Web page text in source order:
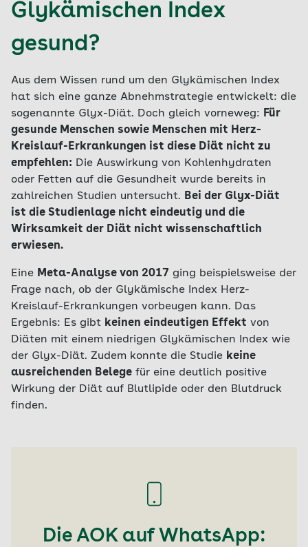
Glykämischen Index
gesund?
Aus dem Wissen rund um den Glykämischen Index
hat sich eine ganze Abnehmstrategie entwickelt: die
sogenannte Glyx-Diät. Doch gleich vorneweg: Für
gesunde Menschen sowie Menschen mit Herz-
Kreislauf-Erkrankungen ist diese Diät nicht zu
empfehlen: Die Auswirkung von Kohlenhydraten
oder Fetten auf die Gesundheit wurde bereits in
zahlreichen Studien untersucht. Bei der Glyx-Diät
ist die Studienlage nicht eindeutig und die
Wirksamkeit der Diät nicht wissenschaftlich
erwiesen.
Eine Meta-Analyse von 2017 ging beispielsweise der
Frage nach, ob der Glykämische Index Herz-
Kreislauf-Erkrankungen vorbeugen kann. Das
Ergebnis: Es gibt keinen eindeutigen Effekt von
Diäten mit einem niedrigen Glykämischen Index wie
der Glyx-Diät. Zudem konnte die Studie keine
ausreichenden Belege für eine deutlich positive
Wirkung der Diät auf Blutlipide oder den Blutdruck
finden.
Die AOK auf WhatsApp: